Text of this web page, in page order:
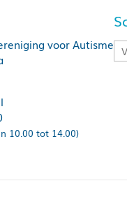
voor Autisme
10.00 tot 14.00)